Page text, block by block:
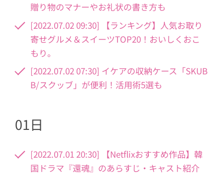
贈り物のマナーやお礼状の書き方も
[2022.07.02 09:30] 【ランキング】人気お取り
寄せグルメ＆スイーツTOP20！おいしくおこ
もり。
[2022.07.02 07:30] イケアの収納ケース「SKUB
B/スクッブ」が便利！活用術5選も
01日
[2022.07.01 20:30] 【Netflixおすすめ作品】韓
国ドラマ『還魂』のあらすじ・キャスト紹介